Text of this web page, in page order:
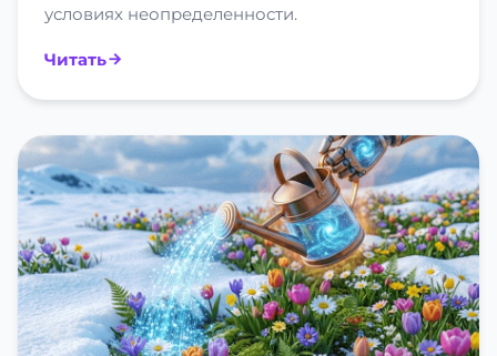
условиях неопределенности.
Читать